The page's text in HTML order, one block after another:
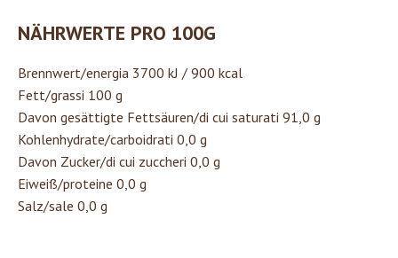
NÄHRWERTE PRO 100G
Brennwert/energia 3700 kJ / 900 kcal
Fett/grassi 100 g
Davon gesättigte Fettsäuren/di cui saturati 91,0 g
Kohlenhydrate/carboidrati 0,0 g
Davon Zucker/di cui zuccheri 0,0 g
Eiweiß/proteine 0,0 g
Salz/sale 0,0 g